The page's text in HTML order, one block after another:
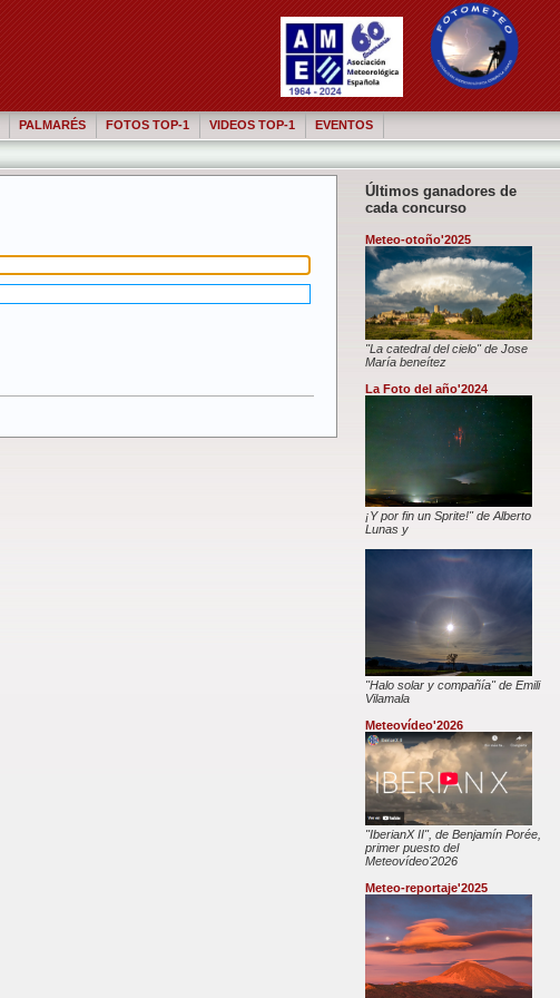
PALMARÉS FOTOS TOP-1 VIDEOS TOP-1 EVENTOS
Últimos ganadores de
cada concurso
Meteo-otoño'2025
"La catedral del cielo" de Jose
María beneítez
La Foto del año'2024
¡Y por fin un Sprite!" de Alberto
Lunas y
"Halo solar y compañía" de Emili
Vilamala
Meteovídeo'2026
"IberianX II", de Benjamín Porée,
primer puesto del
Meteovídeo'2026
Meteo-reportaje'2025